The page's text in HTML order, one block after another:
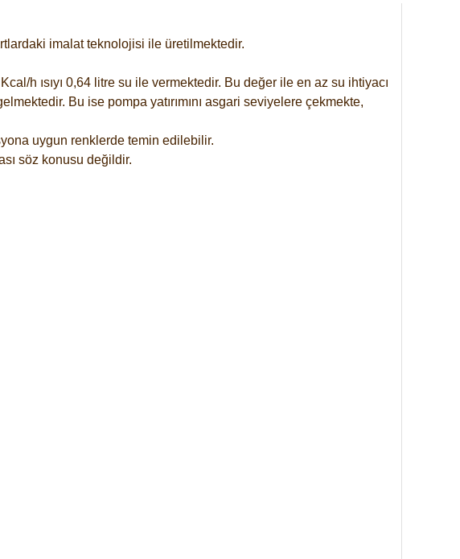
imalat teknolojisi ile üretilmektedir.
h ısıyı 0,64 litre su ile vermektedir. Bu değer ile en az su ihtiyacı
Bu ise pompa yatırımını asgari seviyelere çekmekte,
uygun renklerde temin edilebilir.
söz konusu değildir.